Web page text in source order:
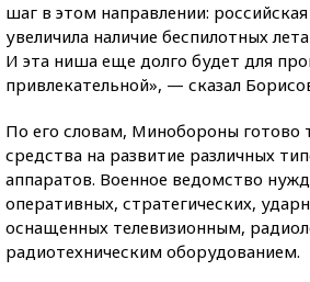
шаг в этом направлении:
увеличила наличие беспилотных
И эта ниша еще долго будет для
привлекательной», — сказал
По его словам, Минобороны готово
средства на развитие различных
аппаратов. Военное ведомство
оперативных, стратегических,
оснащенных телевизионным,
радиотехническим оборудованием.